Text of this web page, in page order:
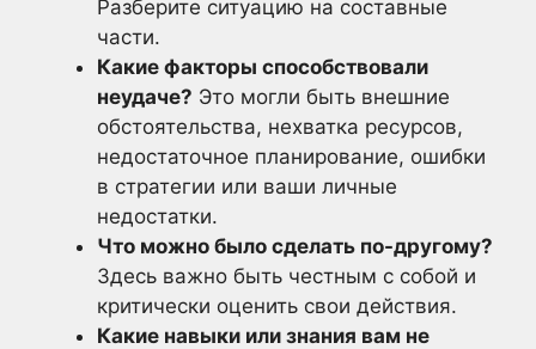
Разберите ситуацию на составные
части.
Какие факторы способствовали
неудаче? Это могли быть внешние
обстоятельства, нехватка ресурсов,
недостаточное планирование, ошибки
в стратегии или ваши личные
недостатки.
Что можно было сделать по-другому?
Здесь важно быть честным с собой и
критически оценить свои действия.
Какие навыки или знания вам не